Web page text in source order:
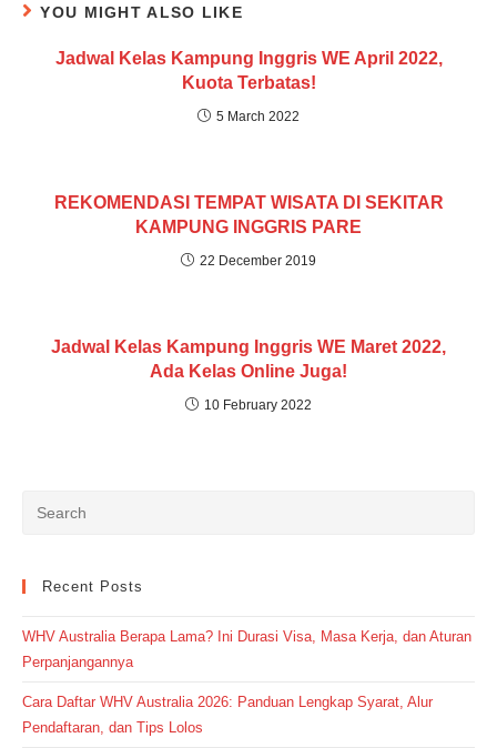
YOU MIGHT ALSO LIKE
Jadwal Kelas Kampung Inggris WE April 2022,
Kuota Terbatas!
5 March 2022
REKOMENDASI TEMPAT WISATA DI SEKITAR
KAMPUNG INGGRIS PARE
22 December 2019
Jadwal Kelas Kampung Inggris WE Maret 2022,
Ada Kelas Online Juga!
10 February 2022
Recent Posts
WHV Australia Berapa Lama? Ini Durasi Visa, Masa Kerja, dan Aturan
Perpanjangannya
Cara Daftar WHV Australia 2026: Panduan Lengkap Syarat, Alur
Pendaftaran, dan Tips Lolos